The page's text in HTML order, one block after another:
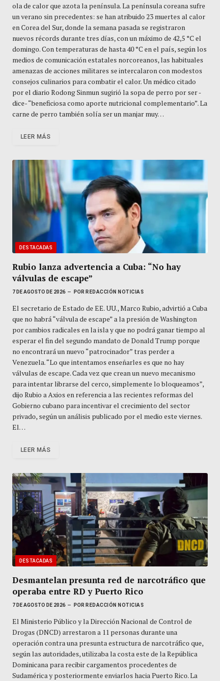
ola de calor que azota la península. La península coreana sufre
un verano sin precedentes: se han atribuido 23 muertes al calor
en Corea del Sur, donde la semana pasada se registraron
nuevos récords durante tres días, con un máximo de 42,5 °C el
domingo. Con temperaturas de hasta 40 °C en el país, según los
medios de comunicación estatales norcoreanos, las habituales
amenazas de acciones militares se intercalaron con modestos
consejos culinarios para combatir el calor. Un médico citado
por el diario Rodong Sinmun sugirió la sopa de perro por ser -
dice- “beneficiosa como aporte nutricional complementario”. La
carne de perro también solía ser un manjar muy…
LEER MÁS
DESTACADAS
Rubio lanza advertencia a Cuba: “No hay
válvulas de escape”
7 DE AGOSTO DE 2026 POR REDACCIÓN NOTICIAS
El secretario de Estado de EE. UU., Marco Rubio, advirtió a Cuba
que no habrá “válvula de escape” a la presión de Washington
por cambios radicales en la isla y que no podrá ganar tiempo al
esperar el fin del segundo mandato de Donald Trump porque
no encontrará un nuevo “patrocinador” tras perder a
Venezuela. “Lo que intentamos enseñarles es que no hay
válvulas de escape. Cada vez que crean un nuevo mecanismo
para intentar librarse del cerco, simplemente lo bloqueamos”,
dijo Rubio a Axios en referencia a las recientes reformas del
Gobierno cubano para incentivar el crecimiento del sector
privado, según un análisis publicado por el medio este viernes.
El…
LEER MÁS
DESTACADAS
Desmantelan presunta red de narcotráfico que
operaba entre RD y Puerto Rico
7 DE AGOSTO DE 2026 POR REDACCIÓN NOTICIAS
El Ministerio Público y la Dirección Nacional de Control de
Drogas (DNCD) arrestaron a 11 personas durante una
operación contra una presunta estructura de narcotráfico que,
según las autoridades, utilizaba la costa este de la República
Dominicana para recibir cargamentos procedentes de
Sudamérica y posteriormente enviarlos hacia Puerto Rico. La